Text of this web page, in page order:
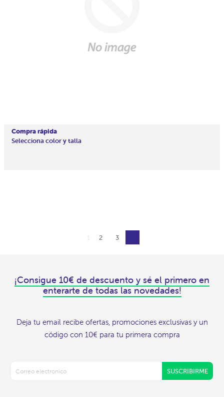
Compra rápida
Selecciona color y talla
2 3
¡Consigue 10€ de descuento y sé el primero en
enterarte de todas las novedades!
Deja tu email recibe ofertas, promociones exclusivas y un
código con 10€ para tu primera compra
SUSCRIBIRME